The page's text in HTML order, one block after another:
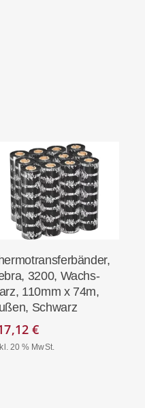
In Den
Warenkorb
3200, Wachs-
110mm x 74m,
Schwarz
€
20 % MwSt.